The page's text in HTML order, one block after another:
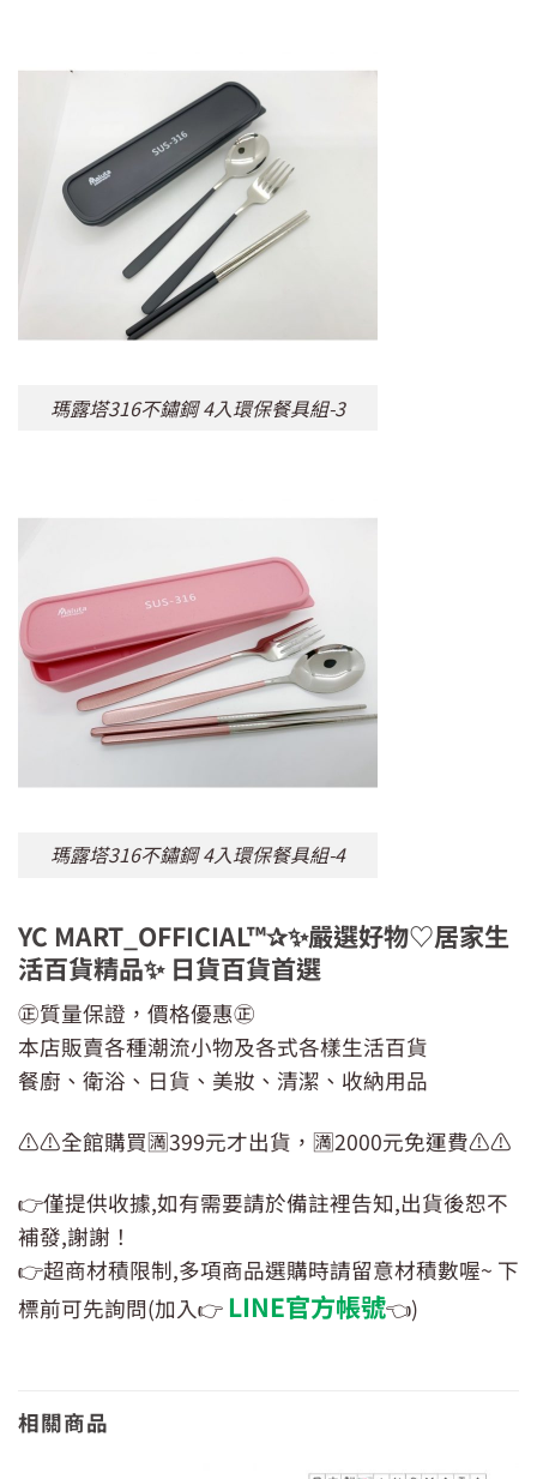
瑪露塔316不鏽鋼 4入環保餐具組-3
瑪露塔316不鏽鋼 4入環保餐具組-4
YC MART_OFFICIAL™✰✨嚴選好物♡居家生
活百貨精品✨ 日貨百貨首選
㊣質量保證，價格優惠㊣
本店販賣各種潮流小物及各式各樣生活百貨
餐廚、衛浴、日貨、美妝、清潔、收納用品
⚠️⚠️全館購買🈵399元才出貨，🈵2000元免運費⚠️⚠️
👉僅提供收據,如有需要請於備註裡告知,出貨後恕不
補發,謝謝！
👉超商材積限制,多項商品選購時請留意材積數喔~ 下
標前可先詢問(加入👉 LINE官方帳號👈)
相關商品